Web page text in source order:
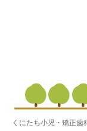
くにたち小児・矯正歯